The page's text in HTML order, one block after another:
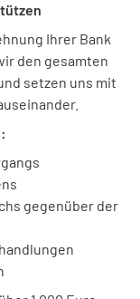
Ihrer Bank
den gesamten
setzen uns mit
gegenüber der